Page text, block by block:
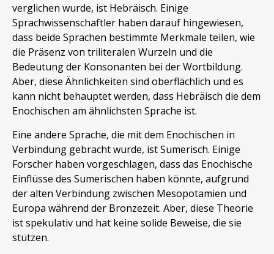
verglichen wurde, ist Hebräisch. Einige
Sprachwissenschaftler haben darauf hingewiesen,
dass beide Sprachen bestimmte Merkmale teilen, wie
die Präsenz von triliteralen Wurzeln und die
Bedeutung der Konsonanten bei der Wortbildung.
Aber, diese Ähnlichkeiten sind oberflächlich und es
kann nicht behauptet werden, dass Hebräisch die dem
Enochischen am ähnlichsten Sprache ist.
Eine andere Sprache, die mit dem Enochischen in
Verbindung gebracht wurde, ist Sumerisch. Einige
Forscher haben vorgeschlagen, dass das Enochische
Einflüsse des Sumerischen haben könnte, aufgrund
der alten Verbindung zwischen Mesopotamien und
Europa während der Bronzezeit. Aber, diese Theorie
ist spekulativ und hat keine solide Beweise, die sie
stützen.